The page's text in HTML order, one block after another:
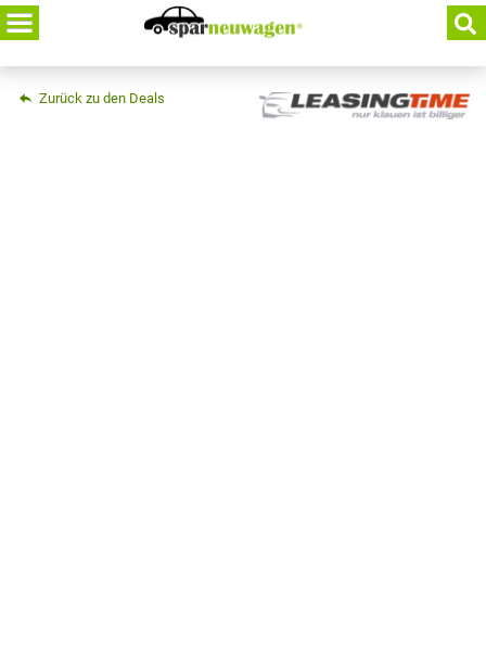
Skip
to
content
Zurück zu den Deals